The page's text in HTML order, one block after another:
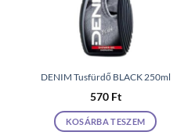
DENIM Tusfürdő BLACK 250ml
570 Ft
KOSÁRBA TESZEM